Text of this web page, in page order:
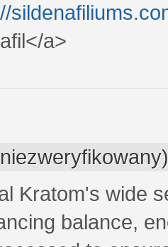
a>
Kratom's wide
balance,